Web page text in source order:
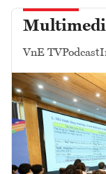
VnE TVPodcast